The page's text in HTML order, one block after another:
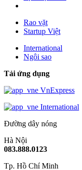
Rao vặt
Startup Việt
International
Ngôi sao
Tải ứng dụng
VnExpress
International
Đường dây nóng
Hà Nội
083.888.0123
Tp. Hồ Chí Minh